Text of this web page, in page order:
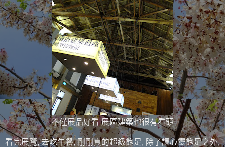
不僅展品好看 展區建築也很有看頭
看完展覽, 去吃午餐, 剛剛真的超級飽足, 除了讓心靈飽足之外,